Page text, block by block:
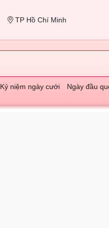
TP Hồ Chí Minh
Kỷ niệm ngày cưới Ngày đầu